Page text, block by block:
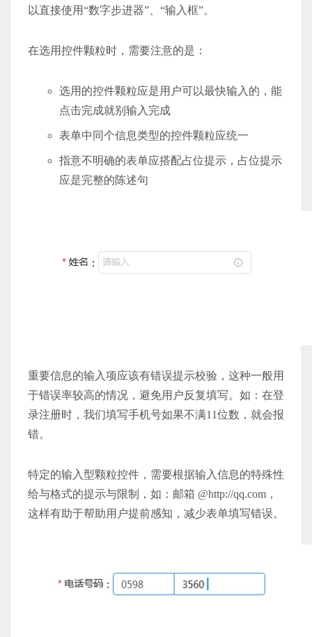
以直接使用“数字步进器”、“输入框”。
在选用控件颗粒时，需要注意的是：
选用的控件颗粒应是用户可以最快输入的，能
点击完成就别输入完成
表单中同个信息类型的控件颗粒应统一
指意不明确的表单应搭配占位提示，占位提示
应是完整的陈述句
重要信息的输入项应该有错误提示校验，这种一般用
于错误率较高的情况，避免用户反复填写。如：在登
录注册时，我们填写手机号如果不满11位数，就会报
错。
特定的输入型颗粒控件，需要根据输入信息的特殊性
给与格式的提示与限制，如：邮箱 @http://qq.com，
这样有助于帮助用户提前感知，减少表单填写错误。